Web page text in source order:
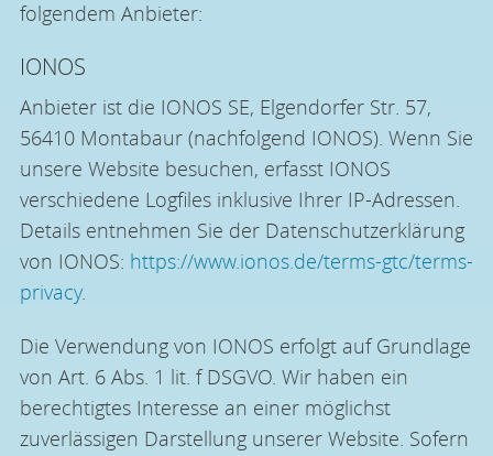
folgendem Anbieter:
IONOS
Anbieter ist die IONOS SE, Elgendorfer Str. 57,
56410 Montabaur (nachfolgend IONOS). Wenn Sie
unsere Website besuchen, erfasst IONOS
verschiedene Logfiles inklusive Ihrer IP-Adressen.
Details entnehmen Sie der Datenschutzerklärung
von IONOS: https://www.ionos.de/terms-gtc/terms-
privacy.
Die Verwendung von IONOS erfolgt auf Grundlage
von Art. 6 Abs. 1 lit. f DSGVO. Wir haben ein
berechtigtes Interesse an einer möglichst
zuverlässigen Darstellung unserer Website. Sofern